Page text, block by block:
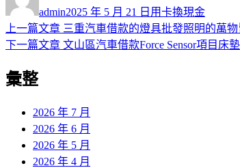
者
admin佈
日
期:
2025 年 5 月 21 日 類
用卡換現金
文
章
導
上一篇文章 上
一
三重汽車借款的燈具批發照明的萬
下一篇文章 下
章:
文山區汽車借款Force Sensor項目床
彙整
2026 年 7 月
2026 年 6 月
2026 年 5 月
2026 年 4 月